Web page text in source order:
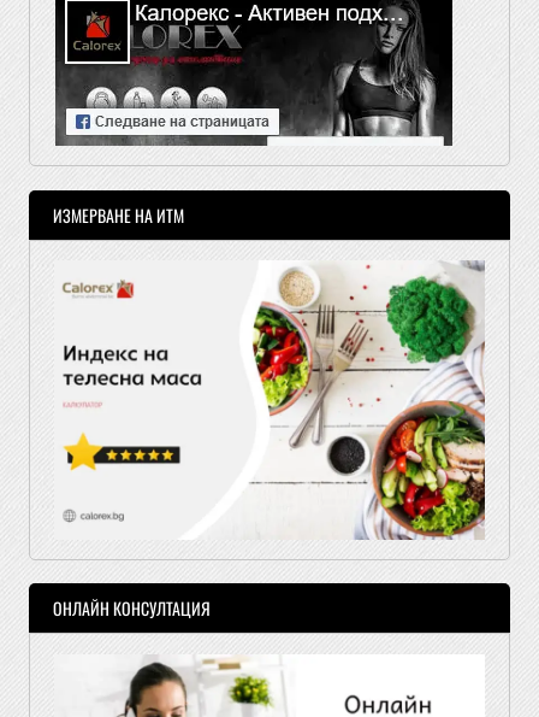
ИЗМЕРВАНЕ НА ИТМ
ОНЛАЙН КОНСУЛТАЦИЯ